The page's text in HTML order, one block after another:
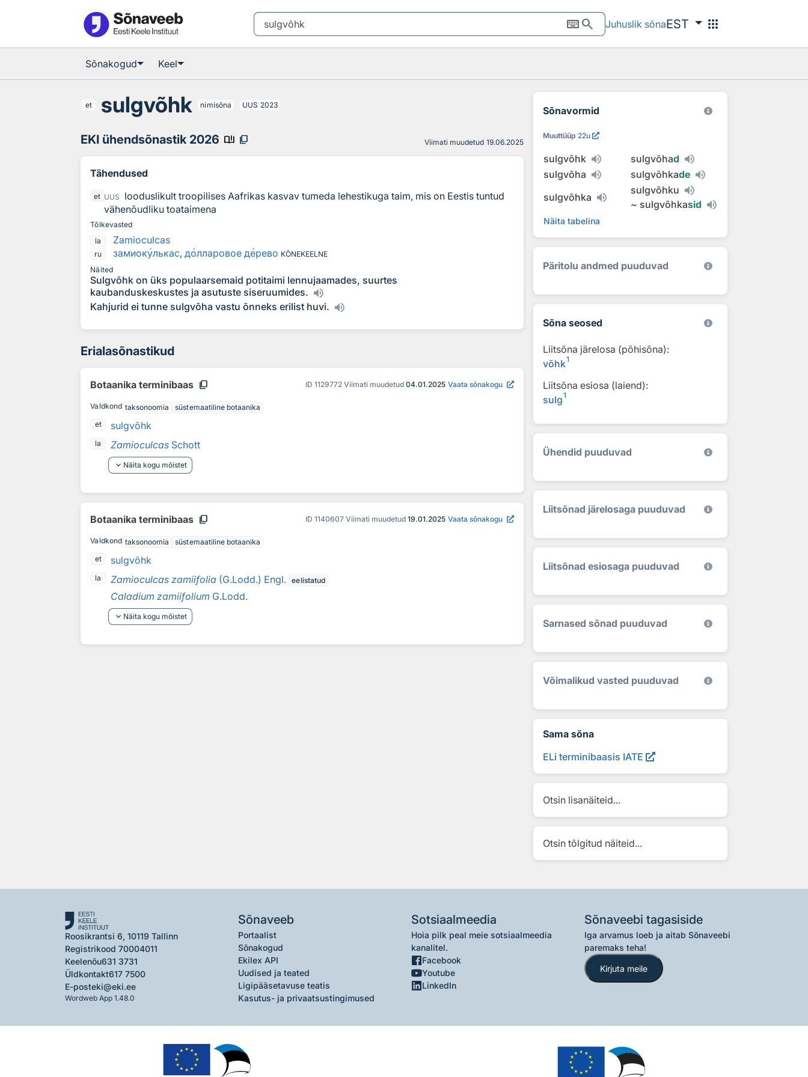
keyboardsearch Juhuslik sõnaEST apps
Sõnakogud Keel
et sulgvõhk nimisõna UUS 2023
EKI ühendsõnastik 2026 book_ribbon content_copy Viimati muudetud 19.06.2025
Tähendused
et UUS
looduslikult troopilises Aafrikas kasvav tumeda lehestikuga taim, mis on Eestis tuntud
vähenõudliku toataimena
Tõlkevasted
la
Zamioculcas
ru замиокулькас, долларовое дерево KÕNEKEELNE
Näited
Sulgvõhk on üks populaarsemaid potitaimi lennujaamades, suurtes
kaubanduskeskustes ja asutuste siseruumides.
Kahjurid ei tunne sulgvõha vastu õnneks erilist huvi.
Erialasõnastikud
Botaanika terminibaas content_copy ID 1129772 Viimati muudetud 04.01.2025 Vaata sõnakogu
Valdkond taksonoomia
süstemaatiline botaanika
et
sulgvõhk
la Zamioculcas Schott
keyboard_arrow_down Näita kogu mõistet
Botaanika terminibaas content_copy ID 1140607 Viimati muudetud 19.01.2025 Vaata sõnakogu
Valdkond taksonoomia
süstemaatiline botaanika
et
sulgvõhk
la Zamioculcas zamiifolia (G.Lodd.) Engl. eelistatud
Caladium zamiifolium G.Lodd.
keyboard_arrow_down Näita kogu mõistet
Sõnavormid
Muuttüüp 22u
sulgvõhk sulgvõhad
sulgvõha
sulgvõhkade
sulgvõhka
sulgvõhku
~ sulgvõhkasid
Näita tabelina
Päritolu andmed puuduvad
Sõna seosed
Liitsõna järelosa (põhisõna):
võhk1
Liitsõna esiosa (laiend):
sulg1
Ühendid puuduvad
Liitsõnad järelosaga puuduvad
Liitsõnad esiosaga puuduvad
Sarnased sõnad puuduvad
Võimalikud vasted puuduvad
Sama sõna
ELi terminibaasis IATE
Otsin lisanäiteid...
Otsin tõlgitud näiteid...
Roosikrantsi 6, 10119 Tallinn
Registrikood 70004011
Keelenõu631 3731
Üldkontakt617 7500
E-posteki@eki.ee
Wordweb App 1.48.0
Sõnaveeb
Portaalist
Sõnakogud
Ekilex API
Uudised ja teated
Ligipääsetavuse teatis
Kasutus- ja privaatsustingimused
Sotsiaalmeedia
Hoia pilk peal meie sotsiaalmeedia
kanalitel.
Facebook
Youtube
LinkedIn
Sõnaveebi tagasiside
Iga arvamus loeb ja aitab Sõnaveebi
paremaks teha!
Kirjuta meile